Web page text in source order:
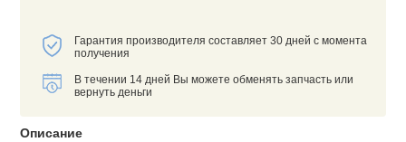
Гарантия производителя составляет 30 дней с момента
получения
В течении 14 дней Вы можете обменять запчасть или
вернуть деньги
Описание